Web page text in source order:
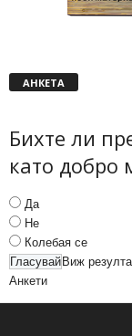
АНКЕТА
Бихте ли
като добро
Да
Не
Колебая се
Виж
Анкети